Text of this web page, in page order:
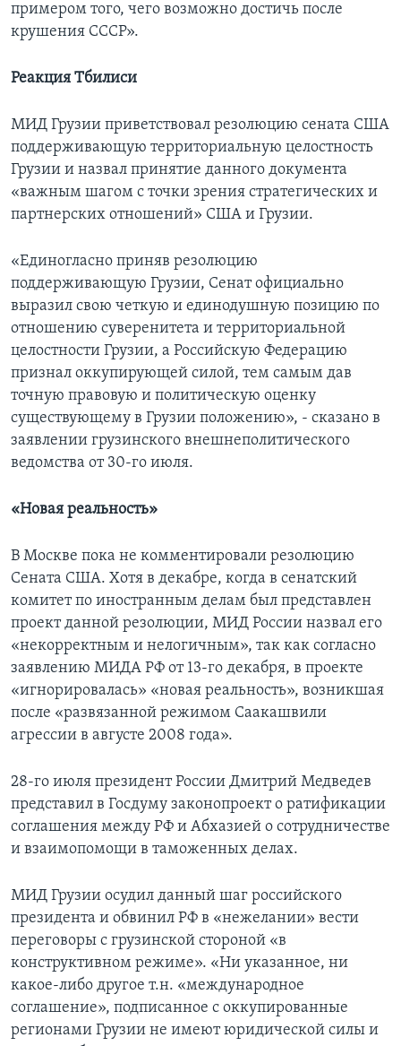
примером того, чего возможно достичь после
крушения СССР».
Реакция Тбилиси
МИД Грузии приветствовал резолюцию сената США
поддерживающую территориальную целостность
Грузии и назвал принятие данного документа
«важным шагом с точки зрения стратегических и
партнерских отношений» США и Грузии.
«Единогласно приняв резолюцию
поддерживающую Грузии, Сенат официально
выразил свою четкую и единодушную позицию по
отношению суверенитета и территориальной
целостности Грузии, а Российскую Федерацию
признал оккупирующей силой, тем самым дав
точную правовую и политическую оценку
существующему в Грузии положению», - сказано в
заявлении грузинского внешнеполитического
ведомства от 30-го июля.
«Новая реальность»
В Москве пока не комментировали резолюцию
Сената США. Хотя в декабре, когда в сенатский
комитет по иностранным делам был представлен
проект данной резолюции, МИД России назвал его
«некорректным и нелогичным», так как согласно
заявлению МИДА РФ от 13-го декабря, в проекте
«игнорировалась» «новая реальность», возникшая
после «развязанной режимом Саакашвили
агрессии в августе 2008 года».
28-го июля президент России Дмитрий Медведев
представил в Госдуму законопроект о ратификации
соглашения между РФ и Абхазией о сотрудничестве
и взаимопомощи в таможенных делах.
МИД Грузии осудил данный шаг российского
президента и обвинил РФ в «нежелании» вести
переговоры с грузинской стороной «в
конструктивном режиме». «Ни указанное, ни
какое-либо другое т.н. «международное
соглашение», подписанное с оккупированные
регионами Грузии не имеют юридической силы и